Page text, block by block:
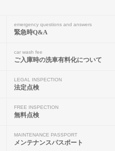
emergency questions and answers
緊急時Q&A
car wash fee
ご入庫時の洗車有料化について
LEGAL INSPECTION
法定点検
FREE INSPECTION
無料点検
MAINTENANCE PASSPORT
メンテナンスパスポート